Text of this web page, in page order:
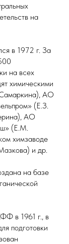
на
в 1972 г. За
на всех
химическими
АО
(Е.З.
АО
(Е.М.
химзаводе
и др.
на базе
в 1961 г., в
подготовки